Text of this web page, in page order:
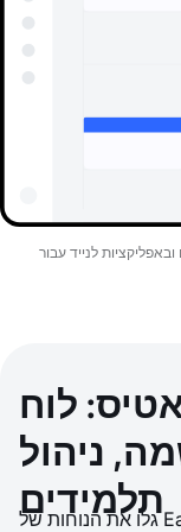
לוח
ניהול
תלמידים
גלו את הנוחות של EasyWeek לסטודיו פילאטיס. הרשמה